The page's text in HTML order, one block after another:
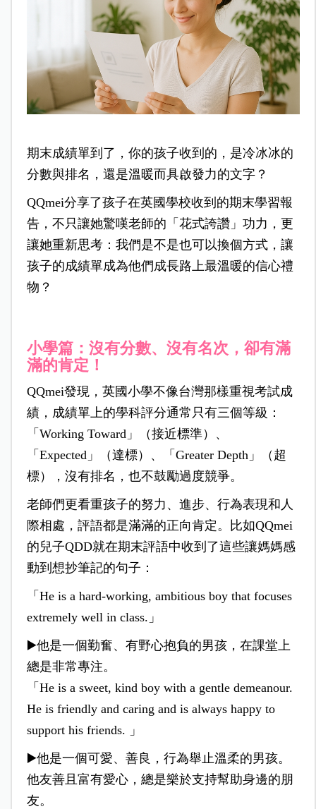
期末成績單到了，你的孩子收到的，是冷冰冰的
分數與排名，還是溫暖而具啟發力的文字？
QQmei分享了孩子在英國學校收到的期末學習報
告，不只讓她驚嘆老師的「花式誇讚」功力，更
讓她重新思考：我們是不是也可以換個方式，讓
孩子的成績單成為他們成長路上最溫暖的信心禮
物？
小學篇：沒有分數、沒有名次，卻有滿
滿的肯定！
QQmei發現，英國小學不像台灣那樣重視考試成
績，成績單上的學科評分通常只有三個等級：
「Working Toward」（接近標準）、
「Expected」（達標）、「Greater Depth」（超
標），沒有排名，也不鼓勵過度競爭。
老師們更看重孩子的努力、進步、行為表現和人
際相處，評語都是滿滿的正向肯定。比如QQmei
的兒子QDD就在期末評語中收到了這些讓媽媽感
動到想抄筆記的句子：
「He is a hard-working, ambitious boy that focuses
extremely well in class.」
▶️他是一個勤奮、有野心抱負的男孩，在課堂上
總是非常專注。
「He is a sweet, kind boy with a gentle demeanour.
He is friendly and caring and is always happy to
support his friends. 」
▶️他是一個可愛、善良，行為舉止溫柔的男孩。
他友善且富有愛心，總是樂於支持幫助身邊的朋
友。